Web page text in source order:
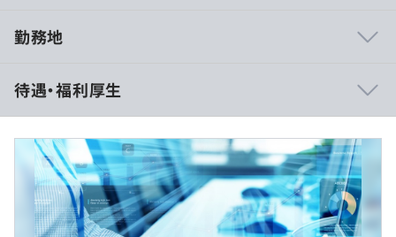
できる体制なので、「この機能は自分が最後まで仕上げ
た」という達成感があります。
・受託開発案件が中心のため、納品後にクライアントから
の声を数多くいただけます。時に厳しいご意見も頂きます
が、IT技術者として何よりの励みになります。
勤務地
待遇・福利厚生
※経験・能力を考慮の上、当社規定により決定。